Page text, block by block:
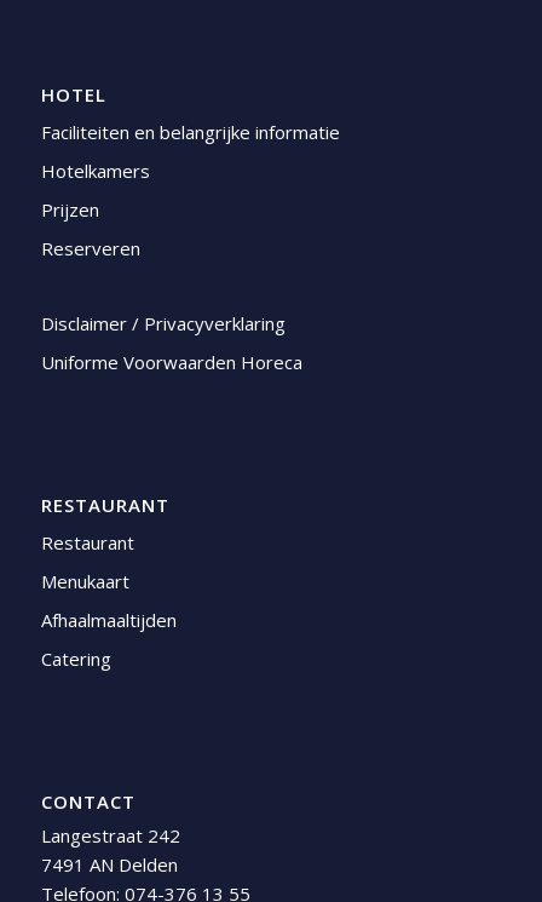
HOTEL
Faciliteiten en belangrijke informatie
Hotelkamers
Prijzen
Reserveren
Disclaimer / Privacyverklaring
Uniforme Voorwaarden Horeca
RESTAURANT
Restaurant
Menukaart
Afhaalmaaltijden
Catering
CONTACT
Langestraat 242
7491 AN Delden
Telefoon: 074-376 13 55